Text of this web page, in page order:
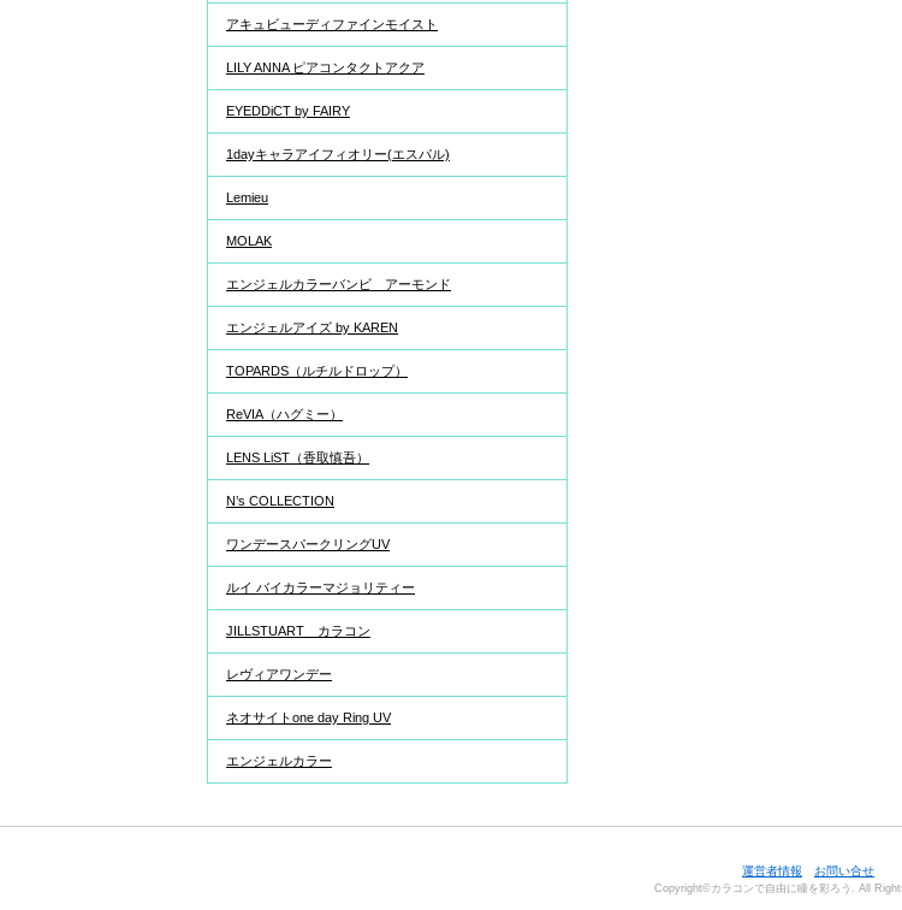
アキュビューディファインモイスト
LILY ANNA ピアコンタクトアクア
EYEDDiCT by FAIRY
1dayキャラアイフィオリー(エスパル)
Lemieu
MOLAK
エンジェルカラーバンビ アーモンド
エンジェルアイズ by KAREN
TOPARDS（ルチルドロップ）
ReVIA（ハグミー）
LENS LiST（香取慎吾）
N’s COLLECTION
ワンデースパークリングUV
ルイ バイカラーマジョリティー
JILLSTUART カラコン
レヴィアワンデー
ネオサイトone day Ring UV
エンジェルカラー
運営者情報 お問い合せ
Copyright©カラコンで自由に瞳を彩ろう. All